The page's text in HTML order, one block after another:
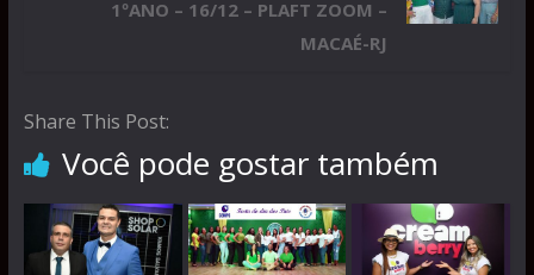
1ºANO – 16/12 – PLAFT ZOOM –
MACAÉ-RJ
Share This Post:
Você pode gostar também